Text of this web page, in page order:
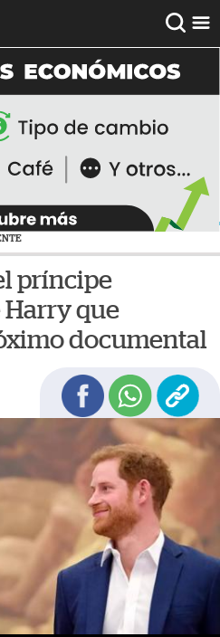
príncipe
que
documental